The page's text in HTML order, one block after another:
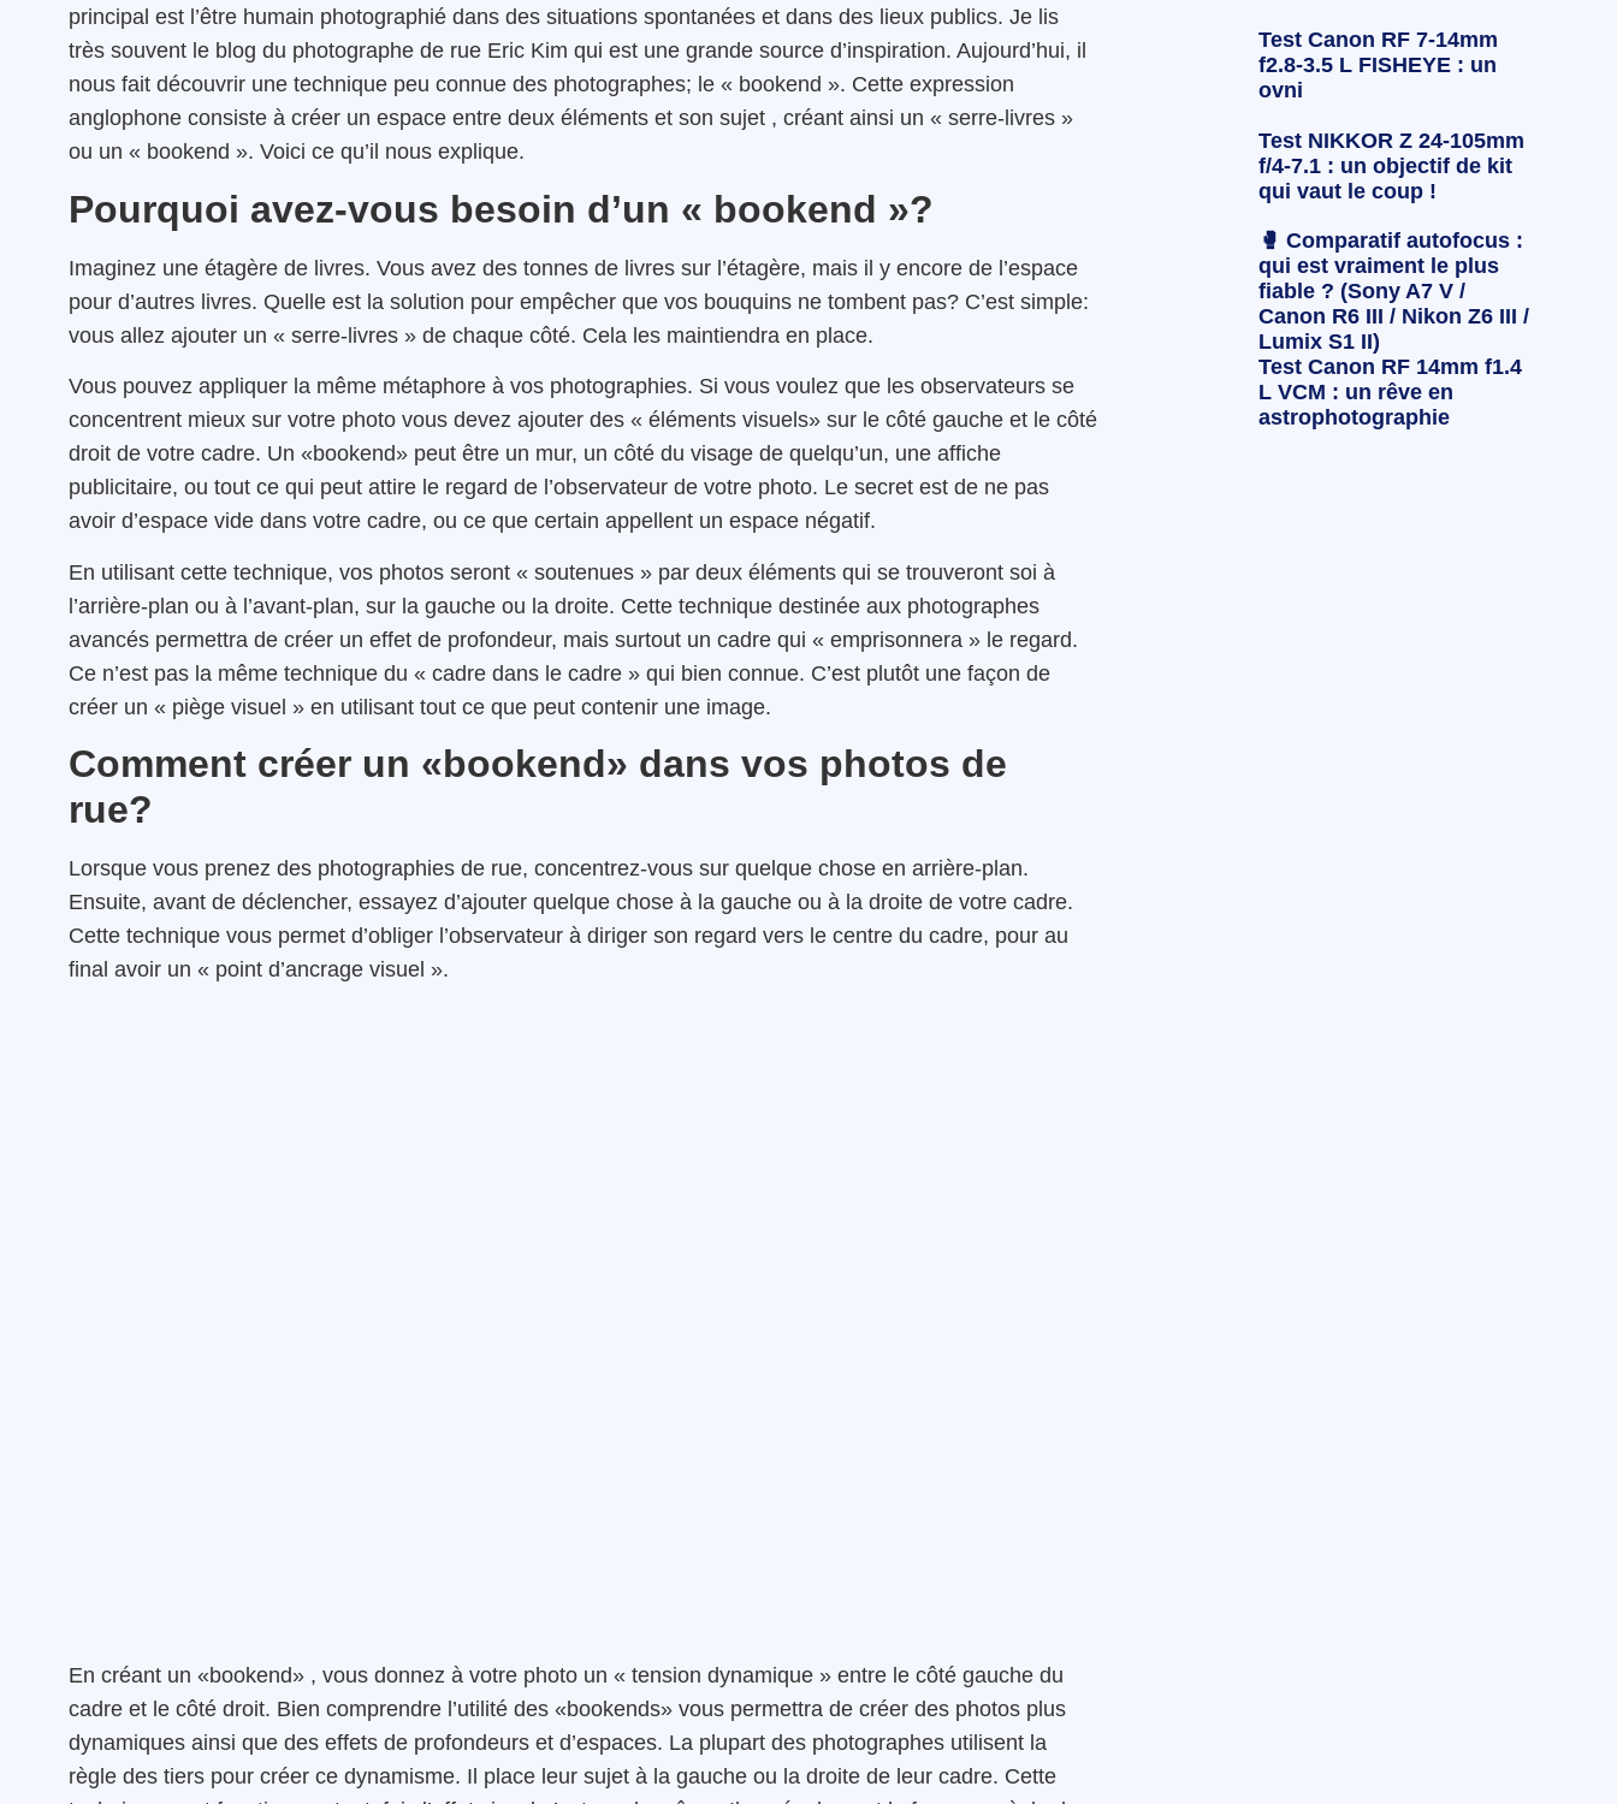
principal est l’être humain photographié dans des situations spontanées et dans des lieux publics. Je lis
très souvent le blog du photographe de rue Eric Kim qui est une grande source d’inspiration. Aujourd’hui, il
nous fait découvrir une technique peu connue des photographes; le « bookend ». Cette expression
anglophone consiste à créer un espace entre deux éléments et son sujet , créant ainsi un « serre-livres »
ou un « bookend ». Voici ce qu’il nous explique.
Pourquoi avez-vous besoin d’un « bookend »?
Imaginez une étagère de livres. Vous avez des tonnes de livres sur l’étagère, mais il y encore de l’espace
pour d’autres livres. Quelle est la solution pour empêcher que vos bouquins ne tombent pas? C’est simple:
vous allez ajouter un « serre-livres » de chaque côté. Cela les maintiendra en place.
Vous pouvez appliquer la même métaphore à vos photographies. Si vous voulez que les observateurs se
concentrent mieux sur votre photo vous devez ajouter des « éléments visuels» sur le côté gauche et le côté
droit de votre cadre. Un «bookend» peut être un mur, un côté du visage de quelqu’un, une affiche
publicitaire, ou tout ce qui peut attire le regard de l’observateur de votre photo. Le secret est de ne pas
avoir d’espace vide dans votre cadre, ou ce que certain appellent un espace négatif.
En utilisant cette technique, vos photos seront « soutenues » par deux éléments qui se trouveront soi à
l’arrière-plan ou à l’avant-plan, sur la gauche ou la droite. Cette technique destinée aux photographes
avancés permettra de créer un effet de profondeur, mais surtout un cadre qui « emprisonnera » le regard.
Ce n’est pas la même technique du « cadre dans le cadre » qui bien connue. C’est plutôt une façon de
créer un « piège visuel » en utilisant tout ce que peut contenir une image.
Comment créer un «bookend» dans vos photos de
rue?
Lorsque vous prenez des photographies de rue, concentrez-vous sur quelque chose en arrière-plan.
Ensuite, avant de déclencher, essayez d’ajouter quelque chose à la gauche ou à la droite de votre cadre.
Cette technique vous permet d’obliger l’observateur à diriger son regard vers le centre du cadre, pour au
final avoir un « point d’ancrage visuel ».
En créant un «bookend» , vous donnez à votre photo un « tension dynamique » entre le côté gauche du
cadre et le côté droit. Bien comprendre l’utilité des «bookends» vous permettra de créer des photos plus
dynamiques ainsi que des effets de profondeurs et d’espaces. La plupart des photographes utilisent la
règle des tiers pour créer ce dynamisme. Il place leur sujet à la gauche ou la droite de leur cadre. Cette
Test Canon RF 7-14mm
f2.8-3.5 L FISHEYE : un
ovni
Test NIKKOR Z 24-105mm
f/4-7.1 : un objectif de kit
qui vaut le coup !
🥊 Comparatif autofocus :
qui est vraiment le plus
fiable ? (Sony A7 V /
Canon R6 III / Nikon Z6 III /
Lumix S1 II)
Test Canon RF 14mm f1.4
L VCM : un rêve en
astrophotographie